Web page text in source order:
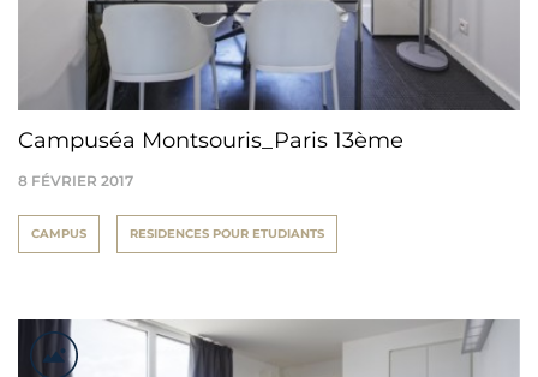
Campuséa Montsouris_Paris 13ème
8 FÉVRIER 2017
CAMPUS RESIDENCES POUR ETUDIANTS